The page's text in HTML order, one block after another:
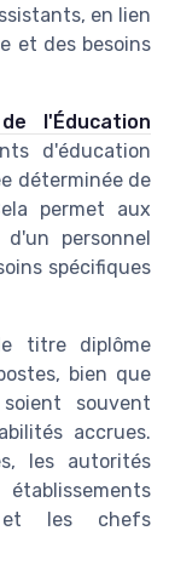
en lien
et des besoins
l'Éducation
d'éducation
déterminée de
permet aux
personnel
spécifiques
titre diplôme
bien que
souvent
accrues.
les autorités
et les chefs